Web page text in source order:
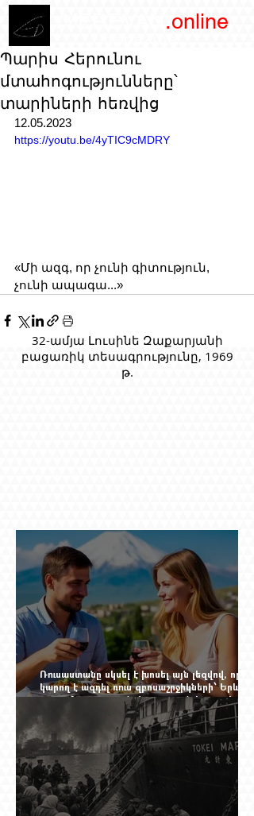
.online
Պարիս Հերունու
մտահոգությունները՝
տարիների հեռվից
12.05.2023
https://youtu.be/4yTIC9cMDRY
«Մի ազգ, որ չունի գիտություն,
չունի ապագա...»
32-ամյա Լուսինե Զաքարյանի
բացառիկ տեսագրությունը, 1969
թ.
Ռուսաստանը սկսել է խոսել այն լեզվով, որը
կարող է ազդել ռուս զբոսաշրջիկների՝ Երևան
գալու մտադրության վրա. որքան կարող է
խորանալ հայ-ռուսական ճգնաժամը